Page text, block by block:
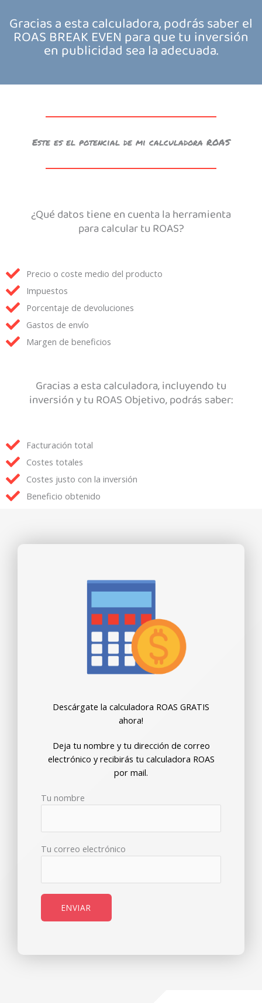
Gracias a esta calculadora, podrás saber el
ROAS BREAK EVEN para que tu inversión
en publicidad sea la adecuada.
Este es el potencial de mi calculadora ROAS
¿Qué datos tiene en cuenta la herramienta
para calcular tu ROAS?
Precio o coste medio del producto
Impuestos
Porcentaje de devoluciones
Gastos de envío
Margen de beneficios
Gracias a esta calculadora, incluyendo tu
inversión y tu ROAS Objetivo, podrás saber:
Facturación total
Costes totales
Costes justo con la inversión
Beneficio obtenido
Descárgate la calculadora ROAS GRATIS
ahora!
Deja tu nombre y tu dirección de correo
electrónico y recibirás tu calculadora ROAS
por mail.
Tu nombre
Tu correo electrónico